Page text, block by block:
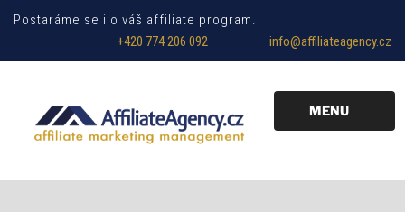
Postaráme se i o váš affiliate program.
+420 774 206 092
info@affiliateagency.cz
MENU